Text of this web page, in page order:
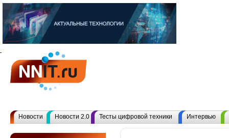
Новости Новости 2.0 Тесты цифровой техники Интервью